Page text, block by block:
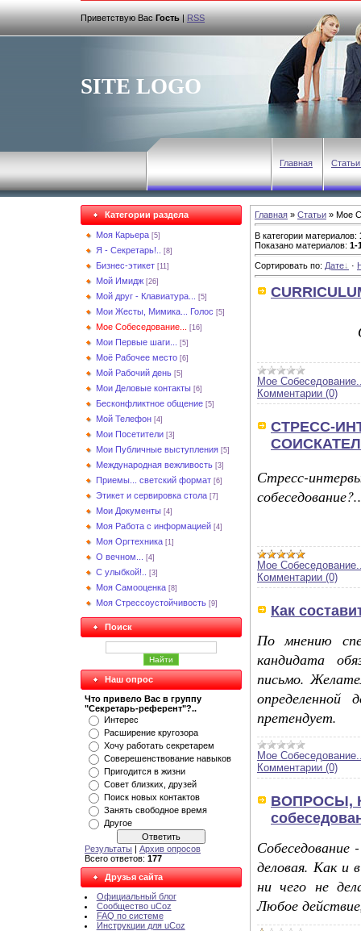
Приветствую Вас Гость|RSS
SITE LOGO
Главная
Категории раздела
Моя Карьера [5]
Я - Секретарь!.. [8]
Бизнес-этикет [11]
Мой Имидж [26]
Мой друг - Клавиатура... [5]
Мои Жесты, Мимика... Голос [5]
Мое Собеседование... [16]
Мои Первые шаги... [5]
Моё Рабочее место [6]
Мой Рабочий день [5]
Мои Деловые контакты [6]
Бесконфликтное общение [5]
Мой Телефон [4]
Мои Посетители [3]
Мои Публичные выступления [5]
Международная вежливость [3]
Приемы... светский формат [6]
Этикет и сервировка стола [7]
Мои Документы [4]
Моя Работа с информацией [4]
Моя Оргтехника [1]
О вечном... [4]
С улыбкой!.. [3]
Моя Самооценка [8]
Моя Стрессоустойчивость [9]
Поиск
Наш опрос
Что привело Вас в группу
"Секретарь-референт"?..
Интерес
Расширение кругозора
Хочу работать секретарем
Соверешенствование навыков
Пригодится в жизни
Совет близких, друзей
Поиск новых контактов
Занять свободное время
Другое
Результаты | Архив опросов
Всего ответов: 177
Друзья сайта
Официальный блог
Сообщество uCoz
FAQ по системе
Инструкции для uCoz
Главная » Статьи » Мое
В категории материалов:
Показано материалов: 1-
Сортировать по: Дате ·
Мое
Комментарии (0)
СТРЕСС-
Стресс-
собеседование?..
Мое
Комментарии (0)
Как
По мнению
кандидата
письмо.
претендует.
Мое
Комментарии (0)
ВОПРОСЫ,
деловая. Как и
ни чего не
Любое